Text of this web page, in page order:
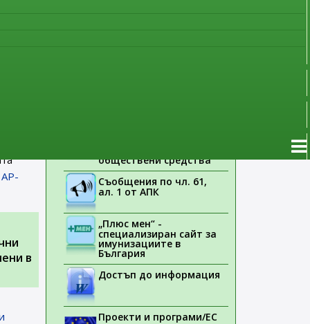
в
обществени средства
Съобщения по чл. 61,
ал. 1 от АПК
„Плюс мен“ -
специализиран сайт за
имунизациите в
България
Достъп до информация
Проекти и програми/ЕС